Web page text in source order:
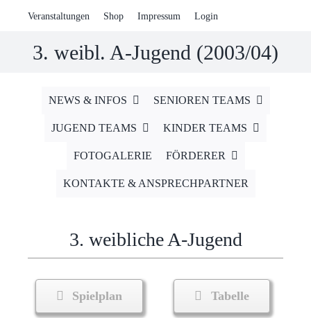
Veranstaltungen Shop Impressum Login
3. weibl. A-Jugend (2003/04)
NEWS & INFOS SENIOREN TEAMS
JUGEND TEAMS KINDER TEAMS
FOTOGALERIE FÖRDERER
KONTAKTE & ANSPRECHPARTNER
3. weibliche A-Jugend
Spielplan Tabelle